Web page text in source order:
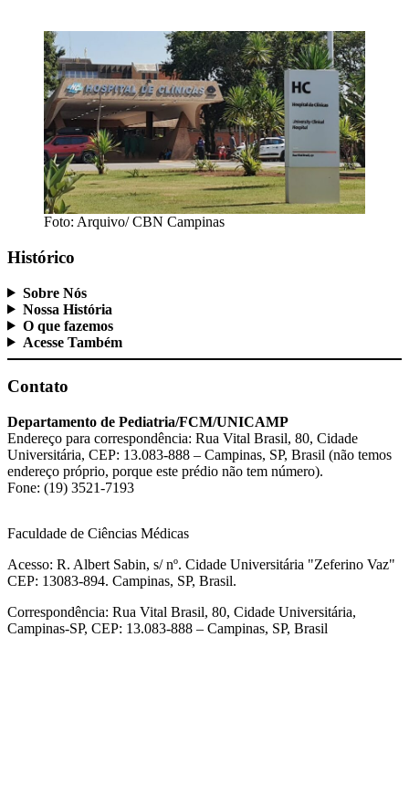
Foto: Arquivo/ CBN Campinas
Histórico
Sobre Nós
Nossa História
O que fazemos
Acesse Também
Contato
Departamento de Pediatria/FCM/UNICAMP
Endereço para correspondência: Rua Vital Brasil, 80, Cidade
Universitária, CEP: 13.083-888 – Campinas, SP, Brasil (não temos
endereço próprio, porque este prédio não tem número).
Fone: (19) 3521-7193
Faculdade de Ciências Médicas
Acesso: R. Albert Sabin, s/ nº. Cidade Universitária "Zeferino Vaz"
CEP: 13083-894. Campinas, SP, Brasil.
Correspondência: Rua Vital Brasil, 80, Cidade Universitária,
Campinas-SP, CEP: 13.083-888 – Campinas, SP, Brasil